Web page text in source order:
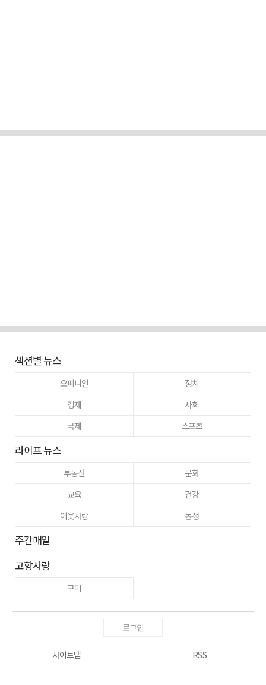
섹션별 뉴스
오피니언
정치
경제
사회
국제
스포츠
라이프 뉴스
부동산
문화
교육
건강
이웃사랑
동정
주간매일
고향사랑
구미
로그인
사이트맵 RSS